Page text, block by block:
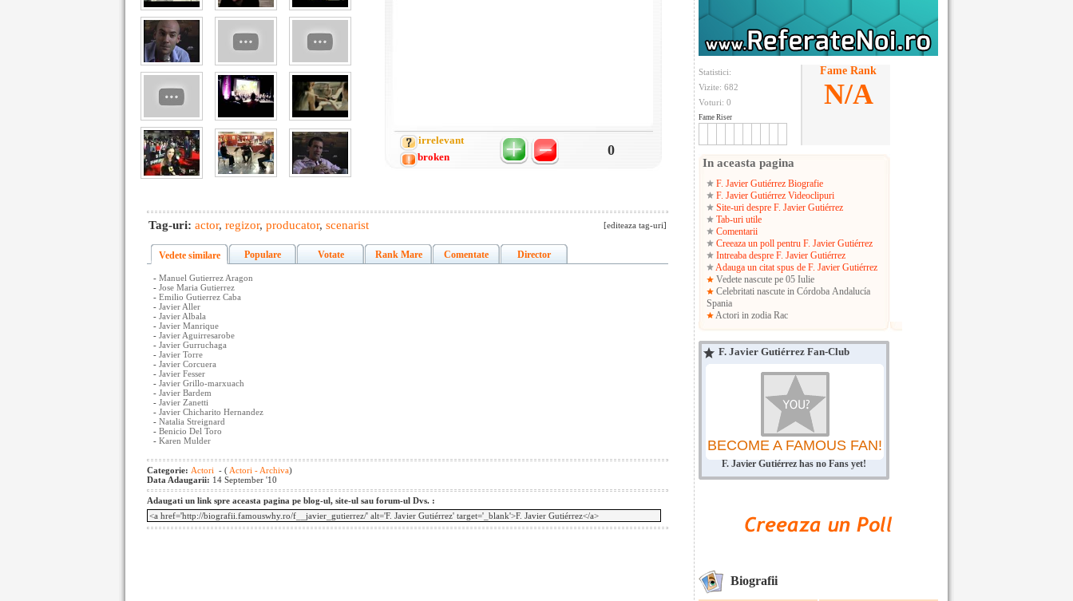
Statistici:
Vizite: 682
Voturi: 0
Fame Riser
Fame Rank
N/A
In aceasta pagina
F. Javier Gutiérrez Biografie
F. Javier Gutiérrez Videoclipuri
Site-uri despre F. Javier Gutiérrez
Tab-uri utile
Comentarii
Creeaza un poll pentru F. Javier Gutiérrez
Intreaba despre F. Javier Gutiérrez
Adauga un citat spus de F. Javier Gutiérrez
Vedete nascute pe 05 Iulie
Celebritati nascute in Córdoba Andalucía
Spania
Actori in zodia Rac
F. Javier Gutiérrez Fan-Club
BECOME A FAMOUS FAN!
F. Javier Gutiérrez has no Fans yet!
Biografii
irrelevant
0
broken
Tag-uri: actor, regizor, producator, scenarist [editeaza tag-uri]
Vedete similare Populare Votate Rank Mare Comentate Director
- Manuel Gutierrez Aragon
- Jose Maria Gutierrez
- Emilio Gutierrez Caba
- Javier Aller
- Javier Albala
- Javier Manrique
- Javier Aguirresarobe
- Javier Gurruchaga
- Javier Torre
- Javier Corcuera
- Javier Fesser
- Javier Grillo-marxuach
- Javier Bardem
- Javier Zanetti
- Javier Chicharito Hernandez
- Natalia Streignard
- Benicio Del Toro
- Karen Mulder
Categorie: Actori - ( Actori - Archiva)
Data Adaugarii: 14 September '10
Adaugati un link spre aceasta pagina pe blog-ul, site-ul sau forum-ul Dvs. :